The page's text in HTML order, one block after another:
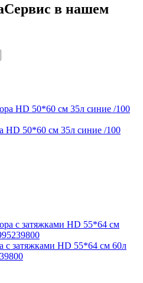
в нашем
HD 50*60 см 35л синие /100
с затяжками HD 55*64 см 60л